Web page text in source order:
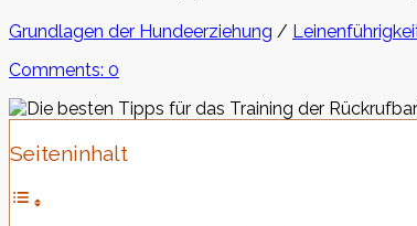
Categories
Grundlagen der Hundeerziehung /
Comments: 0
Seiteninhalt